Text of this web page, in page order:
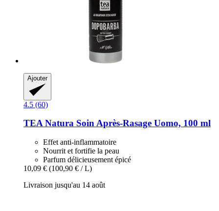
Ajouter
4.5 (60)
TEA Natura Soin Après-​Rasage Uomo, 100 ml
Effet anti-inflammatoire
Nourrit et fortifie la peau
Parfum délicieusement épicé
10,09 € (100,90 € / L)
Livraison jusqu'au 14 août